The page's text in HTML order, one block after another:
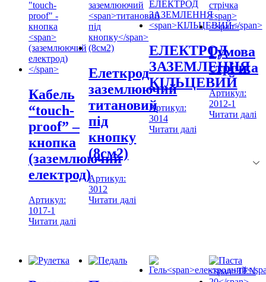
Кабель
“touch-
proof” –
кнопка
(заземлюючий
електрод)
Артикул:
1017-1
Читати далі
Елеткрод
заземлюючий
титановий
під
кнопку
(8см2)
Артикул:
3012
Читати далі
ЕЛЕКТРОД
ЗАЗЕМЛЕННЯ
КІЛЬЦЕВИЙ
Артикул:
3014
Читати далі
Гумова
стрічка
Артикул:
2012-1
Читати далі